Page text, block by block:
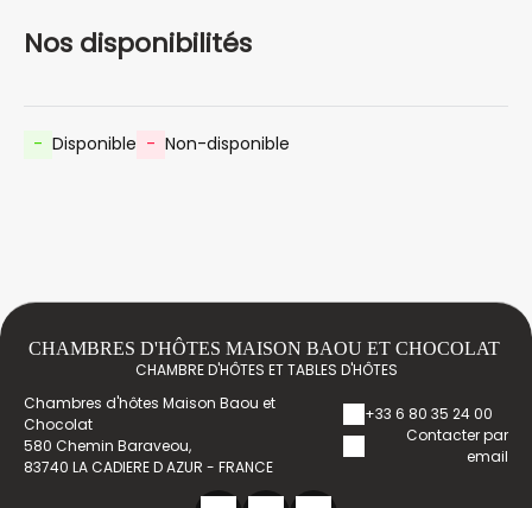
Nos disponibilités
- Disponible - Non-disponible
CHAMBRES D'HÔTES MAISON BAOU ET CHOCOLAT
CHAMBRE D'HÔTES ET TABLES D'HÔTES
Chambres d'hôtes Maison Baou et
Chocolat
580 Chemin Baraveou,
83740 LA CADIERE D AZUR - FRANCE
+33 6 80 35 24 00
Contacter par
email